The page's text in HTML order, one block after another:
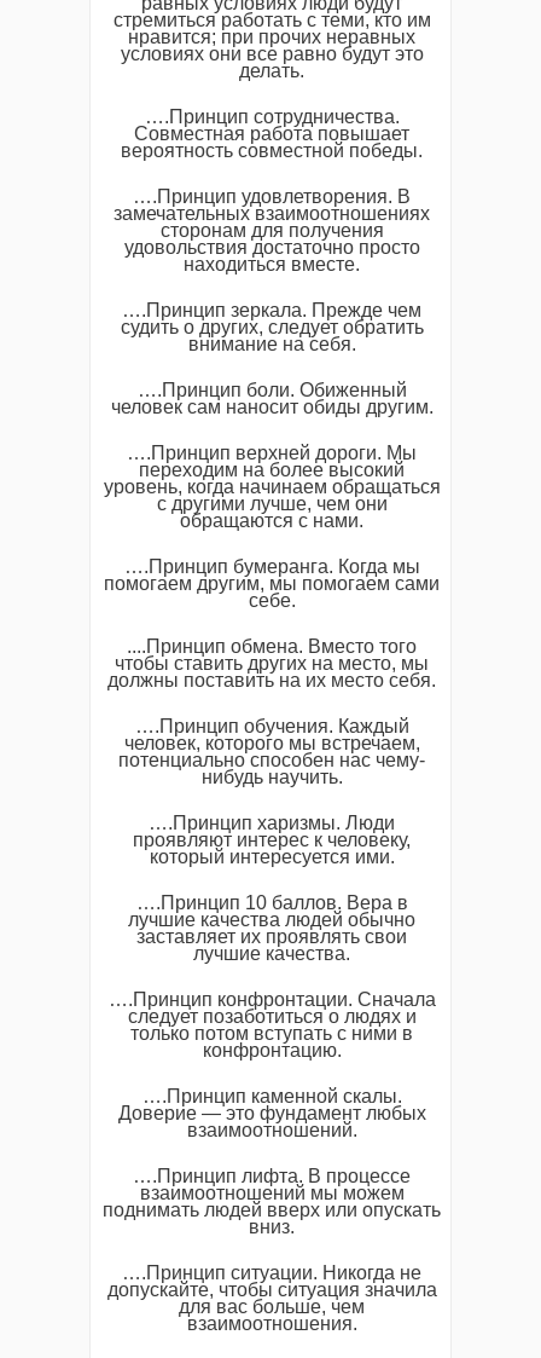
стремиться работать с теми, кто им
нравится; при прочих неравных
условиях они все равно будут это
делать.
….Принцип сотрудничества.
Совместная работа повышает
вероятность совместной победы.
….Принцип удовлетворения. В
замечательных взаимоотношениях
сторонам для получения
удовольствия достаточно просто
находиться вместе.
….Принцип зеркала. Прежде чем
судить о других, следует обратить
внимание на себя.
….Принцип боли. Обиженный
человек сам наносит обиды другим.
….Принцип верхней дороги. Мы
переходим на более высокий
уровень, когда начинаем обращаться
с другими лучше, чем они
обращаются с нами.
….Принцип бумеранга. Когда мы
помогаем другим, мы помогаем сами
себе.
....Принцип обмена. Вместо того
чтобы ставить других на место, мы
должны поставить на их место себя.
….Принцип обучения. Каждый
человек, которого мы встречаем,
потенциально способен нас чему-
нибудь научить.
….Принцип харизмы. Люди
проявляют интерес к человеку,
который интересуется ими.
….Принцип 10 баллов. Вера в
лучшие качества людей обычно
заставляет их проявлять свои
лучшие качества.
….Принцип конфронтации. Сначала
следует позаботиться о людях и
только потом вступать с ними в
конфронтацию.
….Принцип каменной скалы.
Доверие — это фундамент любых
взаимоотношений.
….Принцип лифта. В процессе
взаимоотношений мы можем
поднимать людей вверх или опускать
вниз.
….Принцип ситуации. Никогда не
допускайте, чтобы ситуация значила
для вас больше, чем
взаимоотношения.